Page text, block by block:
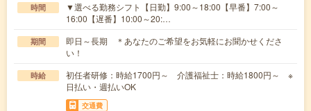
時間
▼選べる勤務シフト【日勤】9:00～18:00【早番】7:00～
16:00【遅番】10:00～20:…
期間
即日～長期 ＊あなたのご希望をお気軽にお聞かせくださ
い！
時給
初任者研修：時給1700円～ 介護福祉士：時給1800円～ ※
日払い・週払いOK
交通費